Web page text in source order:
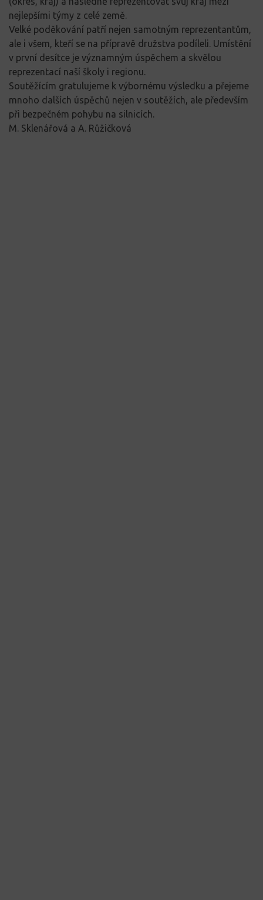
nejlepšími týmy z celé země.
Velké poděkování patří nejen samotným reprezentantům,
ale i všem, kteří se na přípravě družstva podíleli. Umístění
v první desítce je významným úspěchem a skvělou
reprezentací naší školy i regionu.
Soutěžícím gratulujeme k výbornému výsledku a přejeme
mnoho dalších úspěchů nejen v soutěžích, ale především
při bezpečném pohybu na silnicích.
M. Sklenářová a A. Růžičková